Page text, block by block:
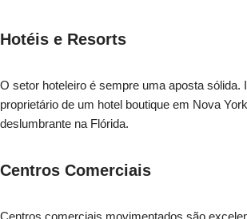
Hotéis e Resorts
O setor hoteleiro é sempre uma aposta sólida.
proprietário de um hotel boutique em Nova
deslumbrante na Flórida.
Centros Comerciais
Centros comerciais movimentados são